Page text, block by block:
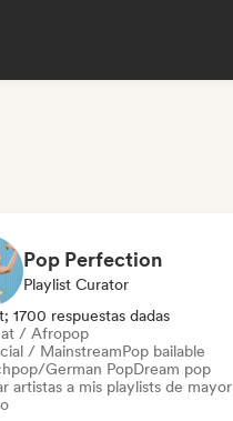
Pop Perfection
Playlist Curator
1700 respuestas dadas
/ Afropop
/ MainstreamPop bailable
German PopDream pop
artistas a mis playlists de mayor